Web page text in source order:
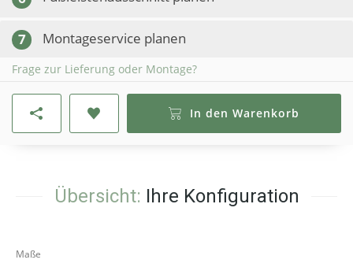
7 Montageservice planen
Frage zur Lieferung oder Montage?
In den Warenkorb
Übersicht: Ihre Konfiguration
Maße